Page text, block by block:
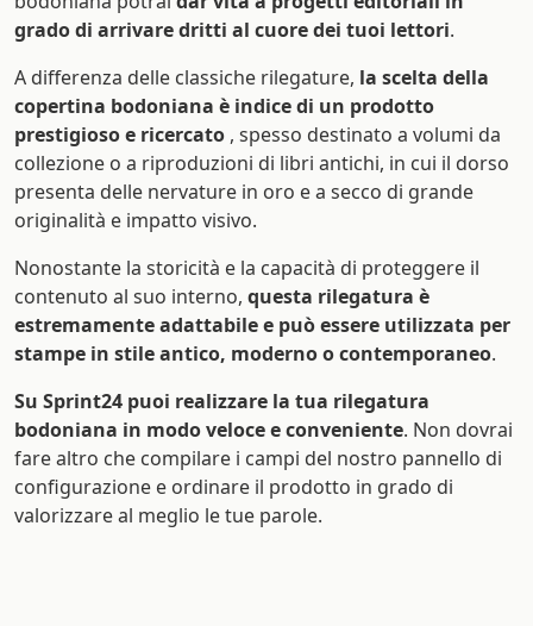
grado di arrivare dritti al cuore dei tuoi lettori.
A differenza delle classiche rilegature, la scelta della
copertina bodoniana è indice di un prodotto
prestigioso e ricercato , spesso destinato a volumi da
collezione o a riproduzioni di libri antichi, in cui il dorso
presenta delle nervature in oro e a secco di grande
originalità e impatto visivo.
Nonostante la storicità e la capacità di proteggere il
contenuto al suo interno, questa rilegatura è
estremamente adattabile e può essere utilizzata per
stampe in stile antico, moderno o contemporaneo.
Su Sprint24 puoi realizzare la tua rilegatura
bodoniana in modo veloce e conveniente. Non dovrai
fare altro che compilare i campi del nostro pannello di
configurazione e ordinare il prodotto in grado di
valorizzare al meglio le tue parole.